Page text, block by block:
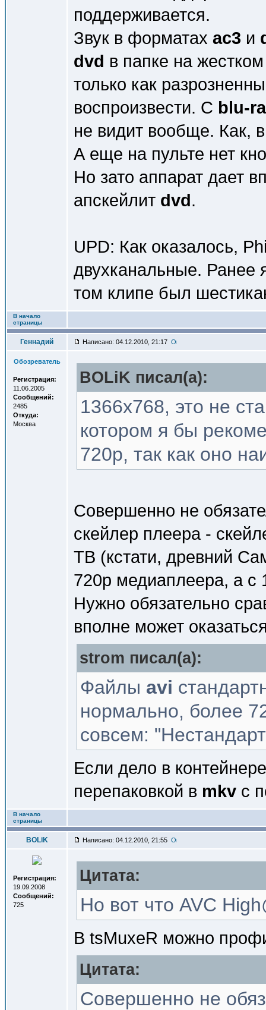
поддерживается.
Звук в форматах ас3 и
dvd в папке на
только как
воспроизвести. С blu-
не видит вообще. Как,
А еще на пульте нет
Но зато аппарат дает
апскейлит dvd.
UPD: Как оказалось,
двухканальные. Ранее
том клипе был
В начало
страницы
Геннадий Написано: 04.12.2010, 21:17
Обозреватель
Регистрация:
11.06.2005
Сообщений:
2485
Откуда:
Москва
BOLiK писал(a):
1366x768, это не
котором я бы
720p, так как оно
Совершенно не
скейлер плеера -
ТВ (кстати, древний
720p медиаплеера, а с
Нужно обязательно
вполне может
strom писал(a):
Файлы avi
нормально, более
совсем:
Если дело в
перепаковкой в mkv с
В начало
страницы
BOLiK Написано: 04.12.2010, 21:55
Регистрация:
19.09.2008
Сообщений:
725
Цитата:
Но вот что AVC
В tsMuxeR можно
Цитата:
Совершенно не